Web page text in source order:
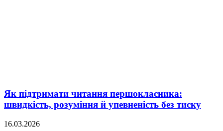
Як підтримати читання першокласника:
швидкість, розуміння й упевненість без тиску
16.03.2026